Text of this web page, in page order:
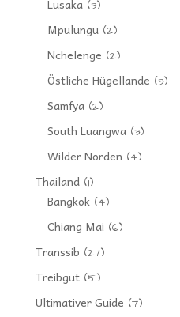
Lusaka(3)
Mpulungu(2)
Nchelenge (2)
Östliche Hügellande (3)
Samfya(2)
South Luangwa(3)
Wilder Norden (4)
Thailand(11)
Bangkok(4)
Chiang Mai (6)
Transsib (27)
Treibgut(51)
Ultimativer Guide (7)